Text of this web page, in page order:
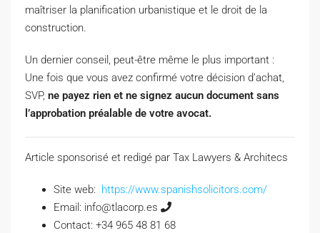
maîtriser la planification urbanistique et le droit de la
construction.
Un dernier conseil, peut-être même le plus important :
Une fois que vous avez confirmé votre décision d’achat,
SVP, ne payez rien et ne signez aucun document sans
l’approbation préalable de votre avocat.
Article sponsorisé et redigé par Tax Lawyers & Architecs
Site web: https://www.spanishsolicitors.com/
Email: info@tlacorp.es
Contact: +34 965 48 81 68